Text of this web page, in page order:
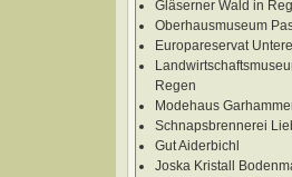
Gläserner Wald in
Oberhausmuseum
Europareservat
Regen
Modehaus
Schnapsbrennerei
Gut Aiderbichl
Joska Kristall